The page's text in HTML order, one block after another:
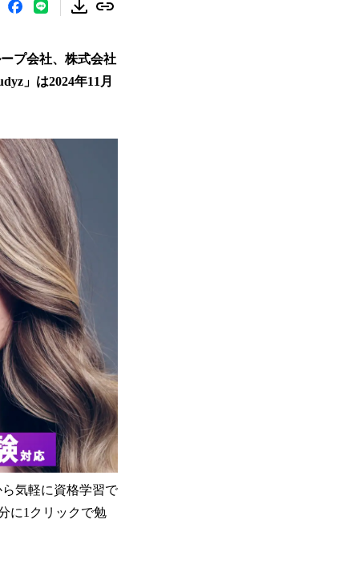
プ会社、株式会社
」は2024年11月
気軽に資格学習で
に1クリックで勉